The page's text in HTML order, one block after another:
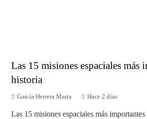
Las 15 misiones espaciales más
historia
García Herrera Marta Hace 2 días
Las 15 misiones espaciales más